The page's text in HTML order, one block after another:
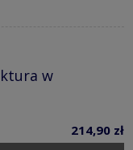
w
214,90 zł